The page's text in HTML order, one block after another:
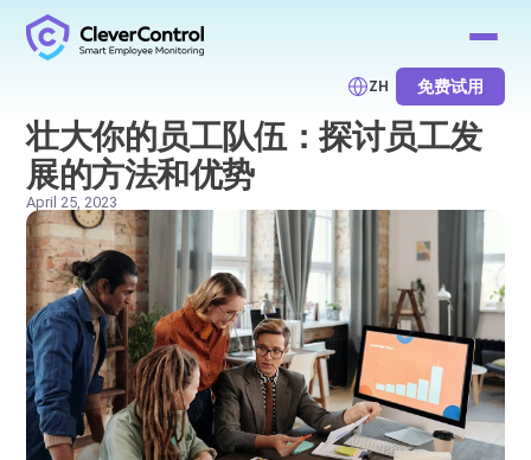
ZH 免费试用
壮大你的员工队伍：探讨员工发
展的方法和优势
April 25, 2023